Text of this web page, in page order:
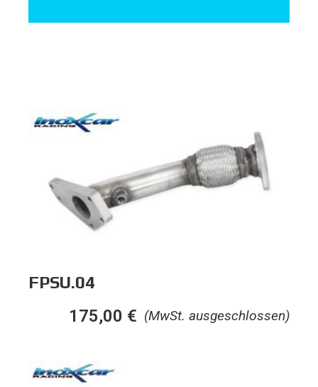
FPSU.04
(MwSt. ausgeschlossen)
175,00 €